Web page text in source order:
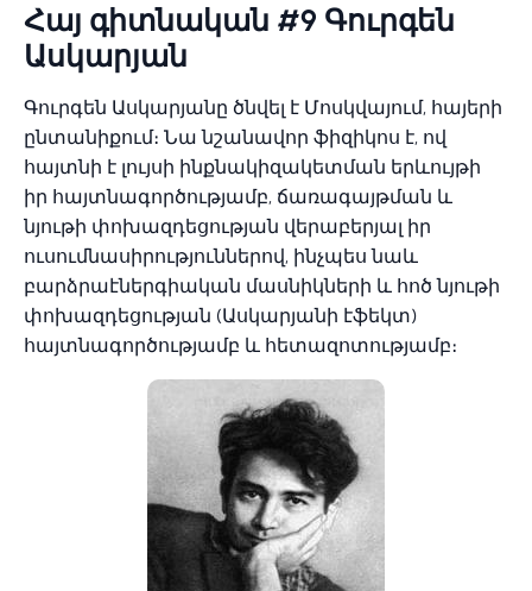
Հայ գիտնական #9 Գուրգեն
Ասկարյան
Գուրգեն Ասկարյանը ծնվել է Մոսկվայում, հայերի
ընտանիքում։ Նա նշանավոր ֆիզիկոս է, ով
հայտնի է լույսի ինքնակիզակետման երևույթի
իր հայտնագործությամբ, ճառագայթման և
նյութի փոխազդեցության վերաբերյալ իր
ուսումնասիրություններով, ինչպես նաև
բարձրաէներգիական մասնիկների և հոծ նյութի
փոխազդեցության (Ասկարյանի էֆեկտ)
հայտնագործությամբ և հետազոտությամբ։